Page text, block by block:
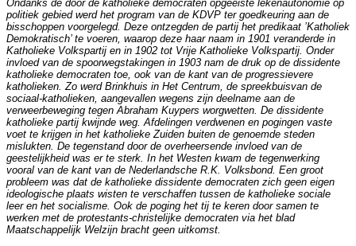
Ondanks de door de katholieke democraten opgeëiste lekenautonomie op
politiek gebied werd het program van de KDVP ter goedkeuring aan de
bisschoppen voorgelegd. Deze ontzegden de partij het predikaat ’Katholiek
Demokratisch’ te voeren, waarop deze haar naam in 1901 veranderde in
Katholieke Volkspartij en in 1902 tot Vrije Katholieke Volkspartij. Onder
invloed van de spoorwegstakingen in 1903 nam de druk op de dissidente
katholieke democraten toe, ook van de kant van de progressievere
katholieken. Zo werd Brinkhuis in Het Centrum, de spreekbuisvan de
sociaal-katholieken, aangevallen wegens zijn deelname aan de
verweerbeweging tegen Abraham Kuypers worgwetten. De dissidente
katholieke partij kwijnde weg. Afdelingen verdwenen en pogingen vaste
voet te krijgen in het katholieke Zuiden buiten de genoemde steden
mislukten. De tegenstand door de overheersende invloed van de
geestelijkheid was er te sterk. In het Westen kwam de tegenwerking
vooral van de kant van de Nederlandsche R.K. Volksbond. Een groot
probleem was dat de katholieke dissidente democraten zich geen eigen
ideologische plaats wisten te verschaffen tussen de katholieke sociale
leer en het socialisme. Ook de poging het tij te keren door samen te
werken met de protestants-christelijke democraten via het blad
Maatschappelijk Welzijn bracht geen uitkomst.